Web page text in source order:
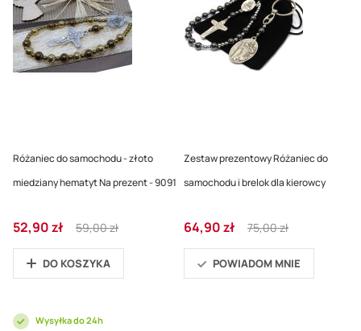
Różaniec do samochodu - złoto
miedziany hematyt Na prezent - 9091
Cena
promocyjna
52,90 zł
Regular
Price
59,00 zł
DO KOSZYKA
Wysyłka do 24h
Zestaw prezentowy Różaniec do
samochodu i brelok dla kierowcy
Cena
promocyjna
64,90 zł
Regular
Price
75,00 zł
POWIADOM MNIE